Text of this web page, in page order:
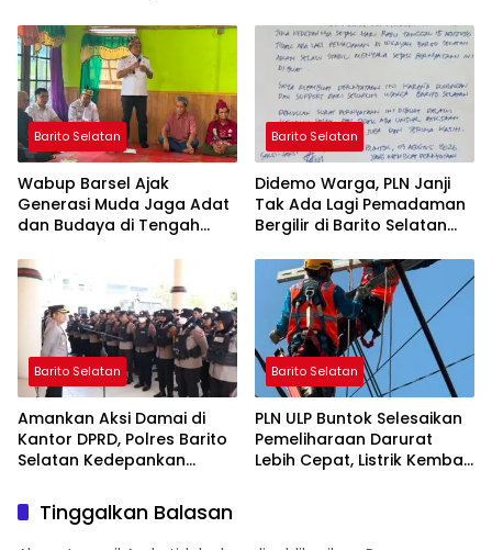
Bebas Kabut Asap
Barito Selatan
Wabup Barsel Ajak
Generasi Muda Jaga Adat
dan Budaya di Tengah
Barito Selatan
Didemo Warga, PLN Janji
Tak Ada Lagi Pemadaman
Bergilir di Barito Selatan
Barito Selatan
Amankan Aksi Damai di
Kantor DPRD, Polres Barito
Selatan Kedepankan
Barito Selatan
PLN ULP Buntok Selesaikan
Pemeliharaan Darurat
Lebih Cepat, Listrik Kembali
Tinggalkan Balasan